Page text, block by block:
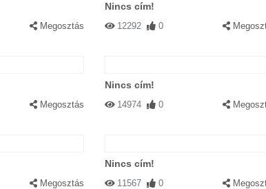
Megosztás
Nincs cím!
12292 0
Megosztás
Nincs cím!
14974 0
Megosztás
Nincs cím!
11567 0